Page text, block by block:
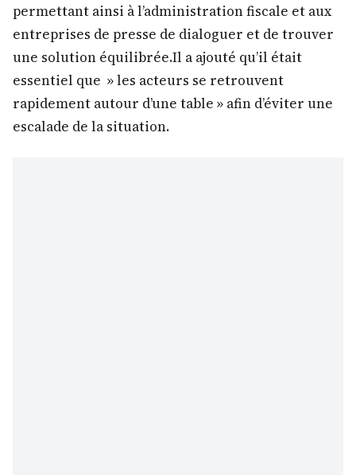
permettant ainsi à l’administration fiscale et aux
entreprises de presse de dialoguer et de trouver
une solution équilibrée.Il a ajouté qu’il était
essentiel que » les acteurs se retrouvent
rapidement autour d’une table » afin d’éviter une
escalade de la situation.